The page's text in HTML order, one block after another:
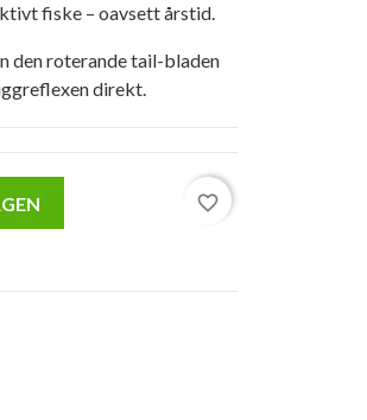
fiske – oavsett årstid.
den roterande tail-bladen
direkt.
favorite_border